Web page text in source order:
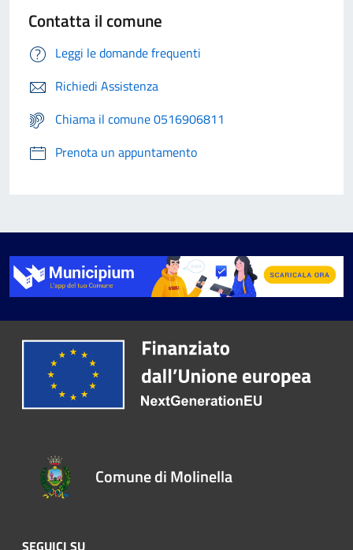
Contatta il comune
Leggi le domande frequenti
Richiedi Assistenza
Chiama il comune 0516906811
Prenota un appuntamento
Comune di Molinella